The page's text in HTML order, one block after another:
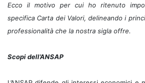
Ecco il motivo per cui ho ritenuto
specifica Carta dei Valori, delineando i
professionalità che la nostra sigla offre.
Scopi dell’ANSAP